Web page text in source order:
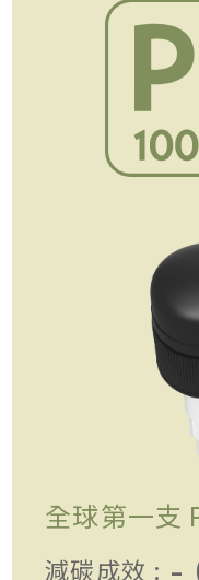
全球第一支
減碳成效 : -